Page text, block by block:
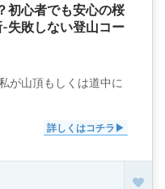
初心者でも安心の桜
敗しない登山コー
が山頂もしくは道中に
詳しくはコチラ